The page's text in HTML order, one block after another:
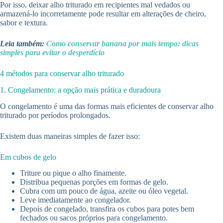
Por isso, deixar alho triturado em recipientes mal vedados ou
armazená-lo incorretamente pode resultar em alterações de cheiro,
sabor e textura.
Leia também: Como conservar banana por mais tempo: dicas
simples para evitar o desperdício
4 métodos para conservar alho triturado
1. Congelamento: a opção mais prática e duradoura
O congelamento é uma das formas mais eficientes de conservar alho
triturado por períodos prolongados.
Existem duas maneiras simples de fazer isso:
Em cubos de gelo
Triture ou pique o alho finamente.
Distribua pequenas porções em formas de gelo.
Cubra com um pouco de água, azeite ou óleo vegetal.
Leve imediatamente ao congelador.
Depois de congelado, transfira os cubos para potes bem
fechados ou sacos próprios para congelamento.